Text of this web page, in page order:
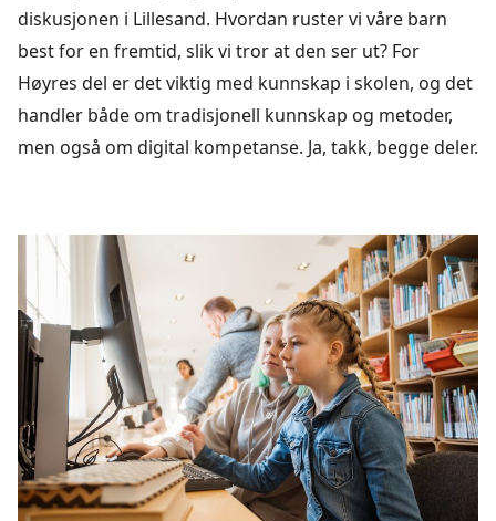
diskusjonen i Lillesand. Hvordan ruster vi våre barn
best for en fremtid, slik vi tror at den ser ut? For
Høyres del er det viktig med kunnskap i skolen, og det
handler både om tradisjonell kunnskap og metoder,
men også om digital kompetanse. Ja, takk, begge deler.